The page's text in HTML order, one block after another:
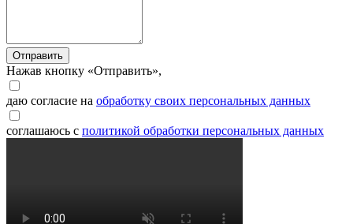
Отправить
Нажав кнопку «Отправить»,
даю согласие на обработку своих персональных данных
соглашаюсь с политикой обработки персональных данных